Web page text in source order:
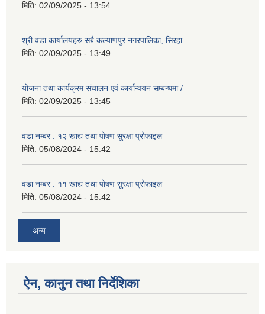
मिति: 02/09/2025 - 13:54
श्री वडा कार्यालयहरु सबै कल्याणपुर नगरपालिका, सिरहा
मिति: 02/09/2025 - 13:49
योजना तथा कार्यक्रम संचालन एवं कार्यान्वयन सम्बन्धमा /
मिति: 02/09/2025 - 13:45
वडा नम्बर : १२ खाद्य तथा पोषण सुरक्षा प्रोफाइल
मिति: 05/08/2024 - 15:42
वडा नम्बर : ११ खाद्य तथा पोषण सुरक्षा प्रोफाइल
मिति: 05/08/2024 - 15:42
अन्य
ऐन, कानुन तथा निर्देशिका